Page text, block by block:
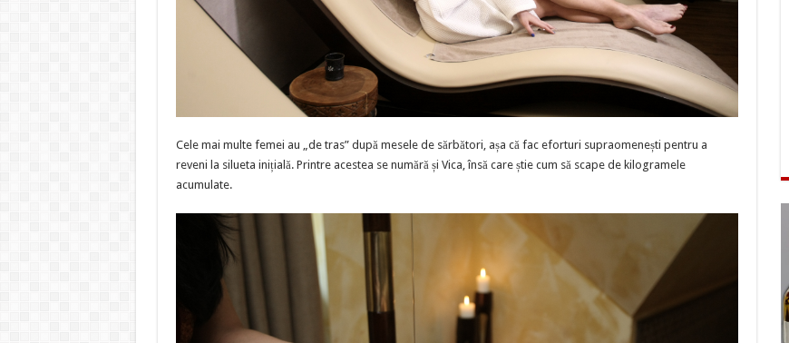
Cele mai multe femei au „de tras” după mesele de sărbători, așa că fac eforturi supraomenești pentru a
reveni la silueta inițială. Printre acestea se numără și Vica, însă care știe cum să scape de kilogramele
acumulate.